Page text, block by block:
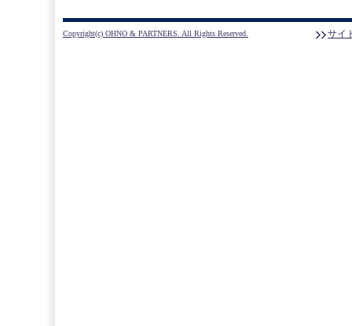
Copyright(c) OHNO & PARTNERS. All Rights Reserved. サイ